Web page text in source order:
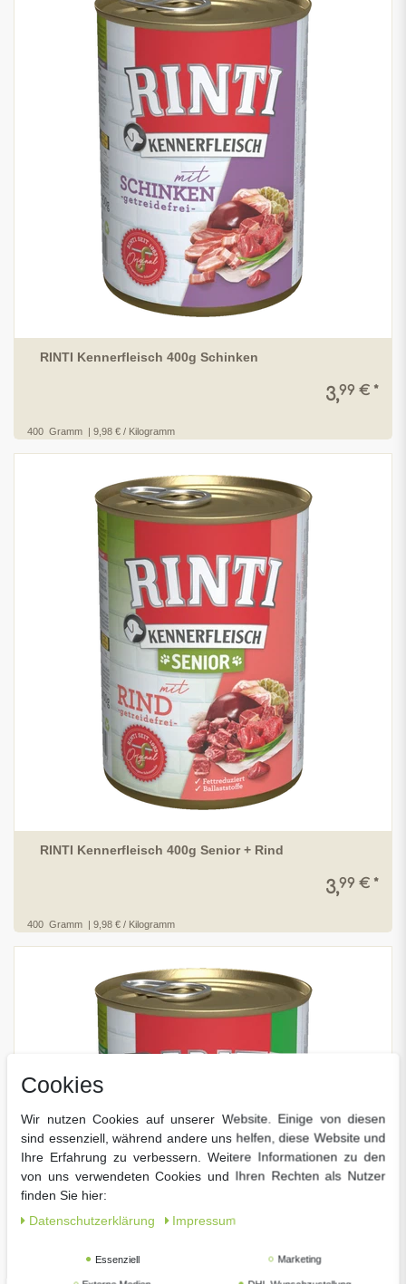
RINTI Kennerfleisch 400g Schinken
3,99 € *
400 Gramm | 9,98 € / Kilogramm
RINTI Kennerfleisch 400g Senior + Rind
3,99 € *
400 Gramm | 9,98 € / Kilogramm
Cookies
Wir nutzen Cookies auf unserer Website. Einige von diesen
sind essenziell, während andere uns helfen, diese Website und
Ihre Erfahrung zu verbessern. Weitere Informationen zu den
von uns verwendeten Cookies und Ihren Rechten als Nutzer
finden Sie hier:
Daten­schutz­erklärung
Impressum
Essenziell Marketing